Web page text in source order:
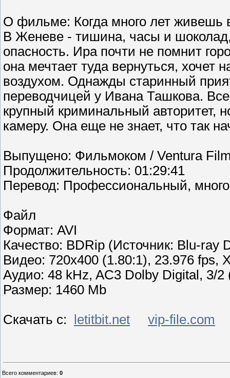
О фильме: Когда много лет живешь
В Женеве - тишина, часы и
опасность. Ира почти не помнит
она мечтает туда вернуться, хочет
воздухом. Однажды старинный
переводчицей у Ивана Ташкова.
крупный криминальный авторитет,
камеру. Она еще не знает, что так
Выпущено: Фильмоком / Ventura
Продолжительность: 01:29:41
Перевод: Профессиональный,
Файл
Формат: AVI
Качество: BDRip (Источник: Blu-ray
Видео: 720x400 (1.80:1), 23.976 fps,
Аудио: 48 kHz, AC3 Dolby Digital, 3/
Размер: 1460 Mb
Скачать с: letitbit.net vip-file.com
Всего комментариев: 0